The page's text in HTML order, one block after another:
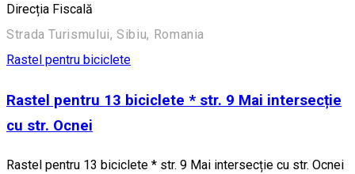
Direcția Fiscală
Strada Turismului, Sibiu, Romania
Rastel pentru biciclete
Rastel pentru 13 biciclete * str. 9 Mai intersecție
cu str. Ocnei
Rastel pentru 13 biciclete * str. 9 Mai intersecție cu str. Ocnei